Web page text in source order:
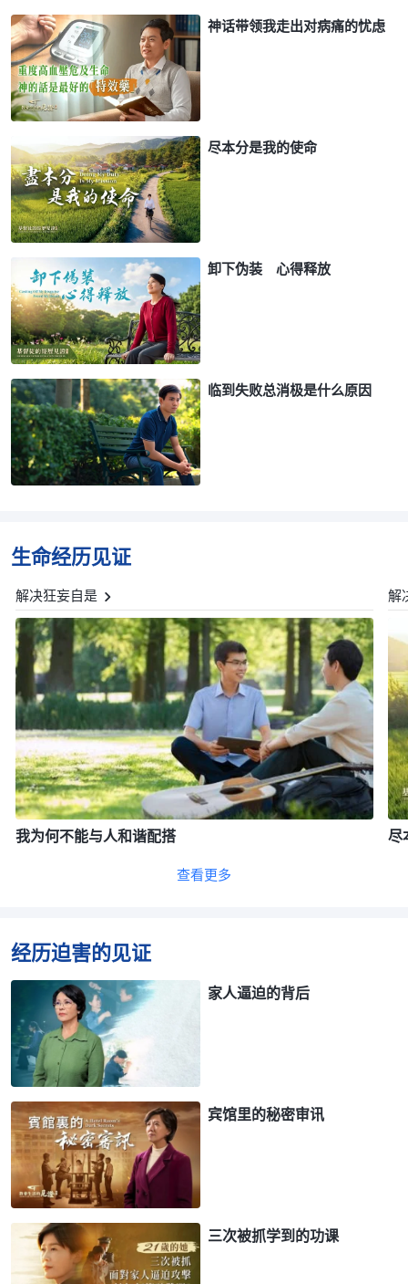
神话带领我走出对病痛的忧虑
尽本分是我的使命
卸下伪装 心得释放
临到失败总消极是什么原因
生命经历见证
解决狂妄自是
我为何不能与人和谐配搭
解
尽
查看更多
经历迫害的见证
家人逼迫的背后
宾馆里的秘密审讯
三次被抓学到的功课